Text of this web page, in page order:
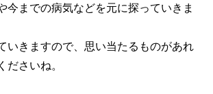
今までの病気などを元に探っていきま
いきますので、思い当たるものがあれ
ださいね。